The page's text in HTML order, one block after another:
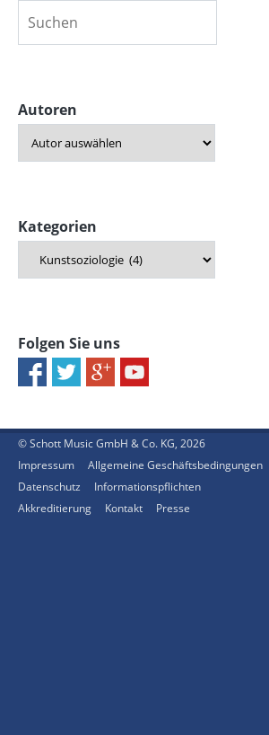
Autoren
Kategorien
Folgen Sie uns
© Schott Music GmbH & Co. KG, 2026
Impressum
Allgemeine Geschäftsbedingungen
Datenschutz
Informationspflichten
Akkreditierung
Kontakt Presse